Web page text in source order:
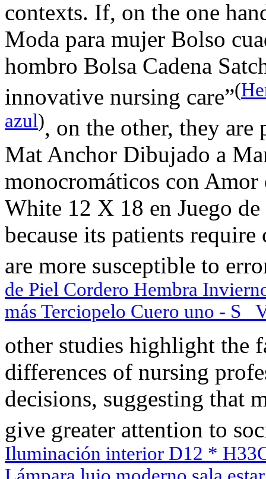
contexts. If, on the one
Moda para mujer Bolso
hombro Bolsa Cadena
innovative nursing care”(
azul), on the other, they
Mat Anchor Dibujado a
monocromáticos con
White 12 X 18 en Juego
because its patients
are more susceptible to
de Piel Cordero Hembra
más Terciopelo Cuero uno - S_
other studies highlight the
differences of nursing
decisions, suggesting that
give greater attention to
Iluminación interior D12 *